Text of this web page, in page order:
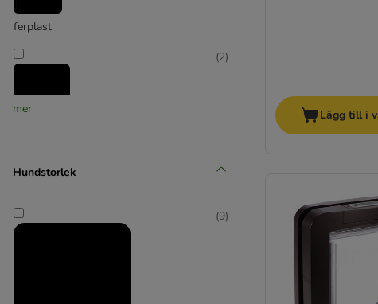
ferplast
(2)
4
mer
Hundstorlek
(9)
Lägg till i